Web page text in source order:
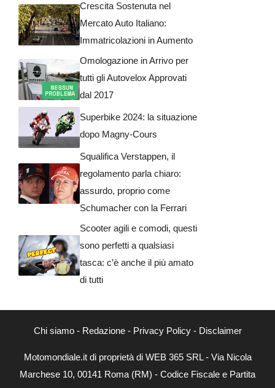
Crescita Sostenuta nel
Mercato Auto Italiano:
Immatricolazioni in Aumento
Omologazione in Arrivo per
tutti gli Autovelox Approvati
dal 2017
Superbike 2024: la situazione
dopo Magny-Cours
Squalifica Verstappen, il
regolamento parla chiaro:
assurdo, proprio come
Schumacher con la Ferrari
Scooter agili e comodi, questi
sono perfetti a qualsiasi
tasca: c’è anche il più amato
di tutti
Chi siamo- Redazione- Privacy Policy- Disclaimer
Motomondiale.it di proprietà di WEB 365 SRL - Via Nicola
Marchese 10, 00141 Roma (RM) - Codice Fiscale e Partita